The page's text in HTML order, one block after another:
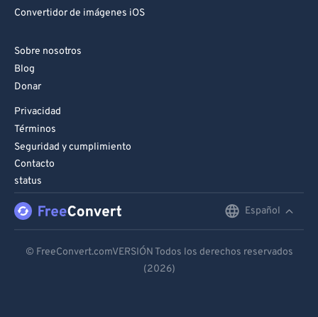
Convertidor de imágenes iOS
Sobre nosotros
Blog
Donar
Privacidad
Términos
Seguridad y cumplimiento
Contacto
status
Español
Español
© FreeConvert.comVERSIÓN Todos los derechos reservados
(2026)